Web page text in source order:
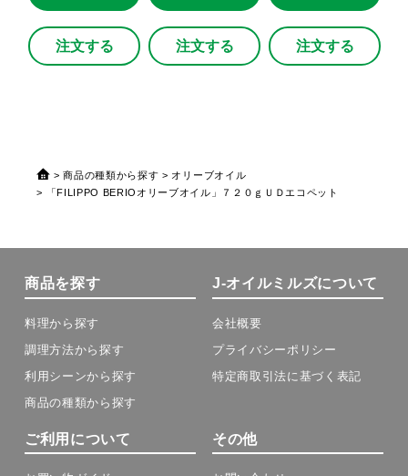
注文する 注文する 注文する
商品の種類から探す
オリーブオイル
「FILIPPO BERIOオリーブオイル」７２０ｇＵＤエコペット
商品を探す
料理から探す
調理方法から探す
利用シーンから探す
商品の種類から探す
J-オイルミルズについて
会社概要
プライバシーポリシー
特定商取引法に基づく表記
ご利用について その他